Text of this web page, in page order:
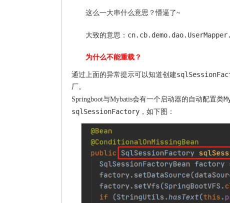
这么一大串什么意思？懵逼了~
大致的意思：
为什么不能重载？
通过上面的异常提示可以知道创建
厂。
Springboot与Mybatis会有一个启动器的自动配置类
sqlSessionFactory ，如下图：